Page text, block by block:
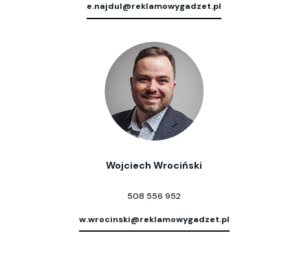
e.najdul@reklamowygadzet.pl
Wojciech Wrociński
508 556 952
w.wrocinski@reklamowygadzet.pl